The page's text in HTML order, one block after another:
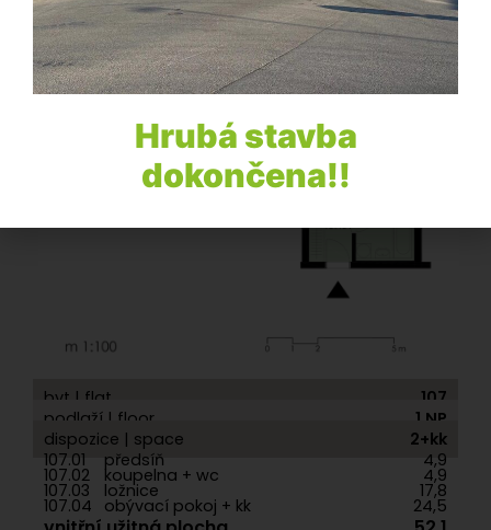
byt | flat
107
podlaží | floor
1.NP
dispozice | space
2+kk
107.01
předsíň 4,9
107.02 koupelna + wc 4,9
107.03 ložnice 17,8
107.04 obývací pokoj + kk 24,5
Hrubá stavba
dokončena!!